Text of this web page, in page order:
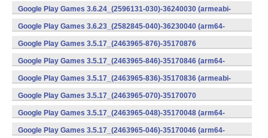
v7a) (Android)
Google Play Games 3.6.24_(2596131-030)-36240030 (armeabi-
v7a) (Android)
Google Play Games 3.6.23_(2582845-040)-36230040 (arm64-
v8a) (Android)
Google Play Games 3.5.17_(2463965-876)-35170876
(x86) (Android)
Google Play Games 3.5.17_(2463965-846)-35170846 (arm64-
v8a) (Android)
Google Play Games 3.5.17_(2463965-836)-35170836 (armeabi-
v7a) (Android)
Google Play Games 3.5.17_(2463965-070)-35170070
(x86) (Android)
Google Play Games 3.5.17_(2463965-048)-35170048 (arm64-
v8a) (Android)
Google Play Games 3.5.17_(2463965-046)-35170046 (arm64-